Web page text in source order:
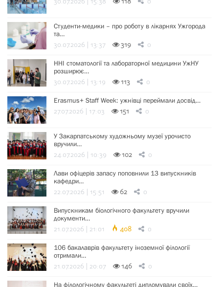
Студенти-медики – про роботу в лікарнях Ужгорода
та…
30.07.2026 | 13:37 319 0
ННІ стоматології та лабораторної медицини УжНУ
розширює…
30.07.2026 | 13:19 113 0
Erasmus+ Staff Week: ужнівці переймали досвід…
27.07.2026 | 17:03 151 0
У Закарпатському художньому музеї урочисто
вручили…
24.07.2026 | 10:39 102 0
Лави офіцерів запасу поповнили 13 випускників
кафедри…
22.07.2026 | 15:51 62 0
Випускникам біологічного факультету вручили
документи…
21.07.2026 | 21:01 408 0
106 бакалаврів факультету іноземної філології
отримали…
21.07.2026 | 20:07 146 0
На філологічному факультеті дипломували своїх…